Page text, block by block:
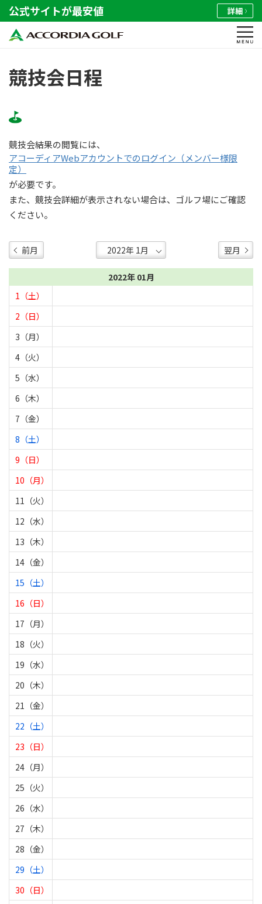
公式サイトが最安値 詳細
競技会日程
競技会結果の閲覧には、
アコーディアWebアカウントでのログイン（メンバー様限
定）
が必要です。
また、競技会詳細が表示されない場合は、ゴルフ場にご確認
ください。
前月 翌月
2022年 01月
1（土）
2（日）
3（月）
4（火）
5（水）
6（木）
7（金）
8（土）
9（日）
10（月）
11（火）
12（水）
13（木）
14（金）
15（土）
16（日）
17（月）
18（火）
19（水）
20（木）
21（金）
22（土）
23（日）
24（月）
25（火）
26（水）
27（木）
28（金）
29（土）
30（日）